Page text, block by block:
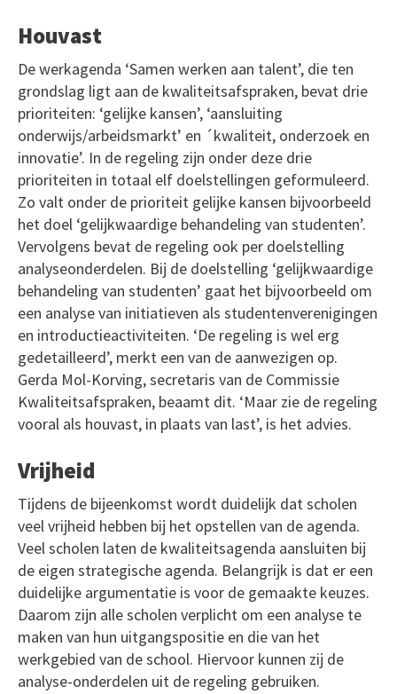
Houvast
De werkagenda ‘Samen werken aan talent’, die ten
grondslag ligt aan de kwaliteitsafspraken, bevat drie
prioriteiten: ‘gelijke kansen’, ‘aansluiting
onderwijs/arbeidsmarkt’ en ´kwaliteit, onderzoek en
innovatie’. In de regeling zijn onder deze drie
prioriteiten in totaal elf doelstellingen geformuleerd.
Zo valt onder de prioriteit gelijke kansen bijvoorbeeld
het doel ‘gelijkwaardige behandeling van studenten’.
Vervolgens bevat de regeling ook per doelstelling
analyseonderdelen. Bij de doelstelling ‘gelijkwaardige
behandeling van studenten’ gaat het bijvoorbeeld om
een analyse van initiatieven als studentenverenigingen
en introductieactiviteiten. ‘De regeling is wel erg
gedetailleerd’, merkt een van de aanwezigen op.
Gerda Mol-Korving, secretaris van de Commissie
Kwaliteitsafspraken, beaamt dit. ‘Maar zie de regeling
vooral als houvast, in plaats van last’, is het advies.
Vrijheid
Tijdens de bijeenkomst wordt duidelijk dat scholen
veel vrijheid hebben bij het opstellen van de agenda.
Veel scholen laten de kwaliteitsagenda aansluiten bij
de eigen strategische agenda. Belangrijk is dat er een
duidelijke argumentatie is voor de gemaakte keuzes.
Daarom zijn alle scholen verplicht om een analyse te
maken van hun uitgangspositie en die van het
werkgebied van de school. Hiervoor kunnen zij de
analyse-onderdelen uit de regeling gebruiken.